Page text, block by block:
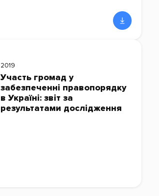
2019
Участь громад у
забезпеченні правопорядку
в Україні: звіт за
результатами дослідження